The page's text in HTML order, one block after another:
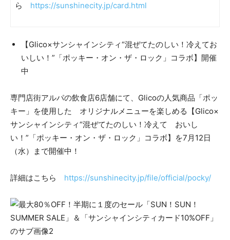
ら https://sunshinecity.jp/card.html
【Glico×サンシャインシティ“混ぜてたのしい！冷えてお
いしい！”「ポッキー・オン・ザ・ロック」コラボ】開催
中
専門店街アルパの飲食店6店舗にて、Glicoの人気商品「ポッ
キー」を使用した オリジナルメニューを楽しめる【Glico×
サンシャインシティ“混ぜてたのしい！冷えて おいし
い！”「ポッキー・オン・ザ・ロック」コラボ】を7月12日
（水）まで開催中！
詳細はこちら https://sunshinecity.jp/file/official/pocky/